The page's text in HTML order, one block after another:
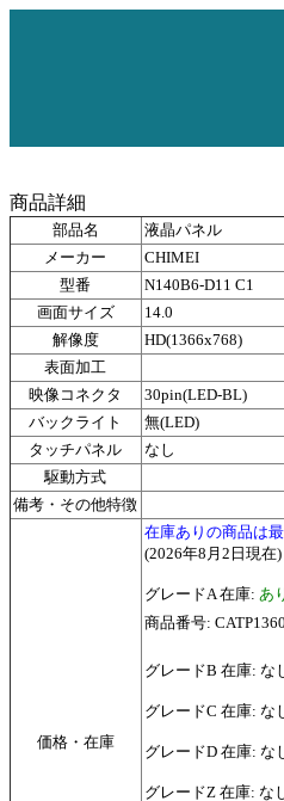
商品詳細
部品名
液晶パネル
メーカー
CHIMEI
型番
N140B6-D11 C1
画面サイズ
14.0
解像度
HD(1366x768)
表面加工
映像コネクタ
30pin(LED-BL)
バックライト
無(LED)
タッチパネル
なし
駆動方式
備考・その他特徴
価格・在庫
在庫ありの商品は
(2026年8月2日現在)
グレードA 在庫: あ
商品番号:
グレードB 在庫: な
グレードC 在庫: な
グレードD 在庫: な
グレードZ 在庫: な